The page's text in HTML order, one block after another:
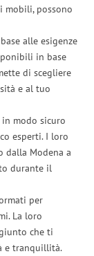
mobili, possono
alle esigenze
in base
di scegliere
e al tuo
modo sicuro
esperti. I loro
Modena a
durante il
per
La loro
che ti
e tranquillità.